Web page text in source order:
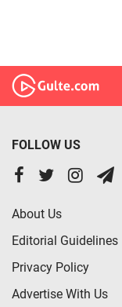
FOLLOW US
About Us
Editorial Guidelines
Privacy Policy
Advertise With Us